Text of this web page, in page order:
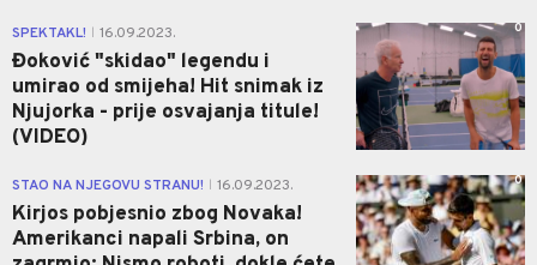
SPEKTAKL! 16.09.2023.
Đoković "skidao" legendu i
umirao od smijeha! Hit snimak iz
Njujorka - prije osvajanja titule!
(VIDEO)
0
STAO NA NJEGOVU STRANU! 16.09.2023.
Kirjos pobjesnio zbog Novaka!
Amerikanci napali Srbina, on
0